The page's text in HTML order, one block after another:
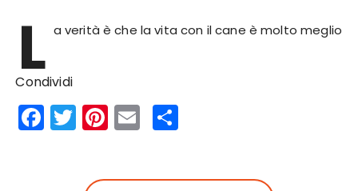
L a verità è che la vita con il cane è molto meglio
Condividi
F
a
T
w
Pi
n
E
m